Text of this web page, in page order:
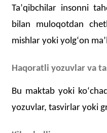
Taʼqibchilar insonni
bilan muloqotdan
mishlar yoki yolgʻon
Haqoratli yozuvlar va
Bu maktab yoki
yozuvlar, tasvirlar yoki